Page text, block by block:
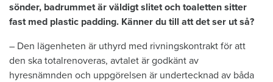
sönder, badrummet är väldigt slitet och toaletten sitter
fast med plastic padding. Känner du till att det ser ut så?
– Den lägenheten är uthyrd med rivningskontrakt för att
den ska totalrenoveras, avtalet är godkänt av
hyresnämnden och uppgörelsen är undertecknad av båda